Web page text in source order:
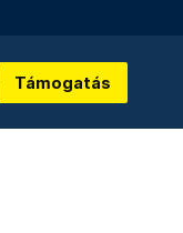
Támogatás